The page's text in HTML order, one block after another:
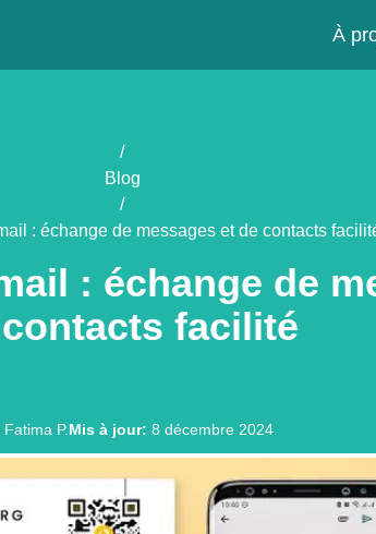
À
/
Blog
/
: échange de messages et de contacts
: échange de
facilité
Fatima P.Mis à jour: 8 décembre 2024